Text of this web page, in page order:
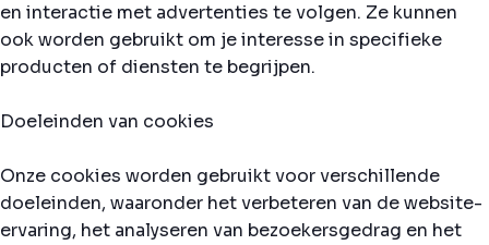
en interactie met advertenties te volgen. Ze kunnen
ook worden gebruikt om je interesse in specifieke
producten of diensten te begrijpen.
Doeleinden van cookies
Onze cookies worden gebruikt voor verschillende
doeleinden, waaronder het verbeteren van de website-
ervaring, het analyseren van bezoekersgedrag en het